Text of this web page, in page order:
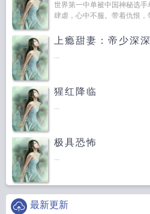
世界第一中单被中国神秘选
肆虐，心中不服。带着仇恨，
上瘾甜妻：帝少深
...
猩红降临
...
极具恐怖
...
最新更新